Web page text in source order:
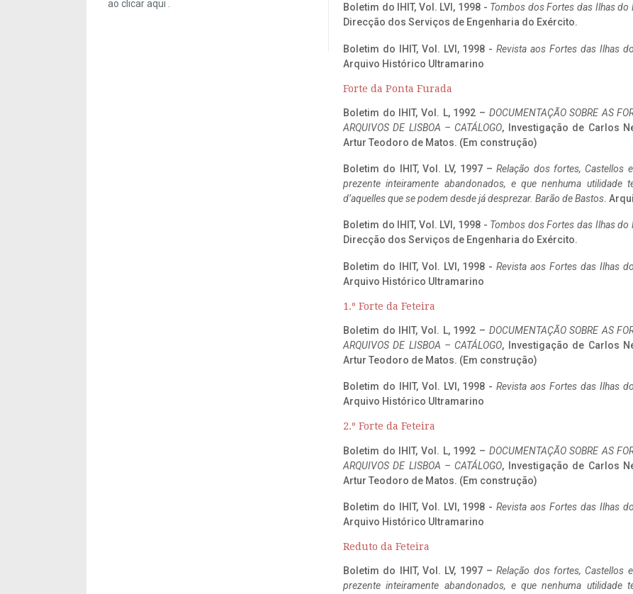
ao clicaraqui Boletim do IHIT, Vol. LVI, 1998 - Tombos dos Fortes das Ilhas do
Direcção dos Serviços de Engenharia do Exército.
Boletim do IHIT, Vol. LVI, 1998 -Revista aos Fortes das Ilhas
Arquivo Histórico Ultramarino
Forte da Ponta Furada
Boletim do IHIT, Vol. L, 1992 – DOCUMENTAÇÃO SOBRE AS
ARQUIVOS DE LISBOA – CATÁLOGO, Investigação de Carlos
Artur Teodoro de Matos. (Em construção)
Boletim do IHIT, Vol. LV, 1997 –Relação dos fortes, Castellos
prezente inteiramente abandonados, e que nenhuma
d’aquelles que se podem desde já desprezar. Barão de Bastos.
Boletim do IHIT, Vol. LVI, 1998 - Tombos dos Fortes das Ilhas do
Direcção dos Serviços de Engenharia do Exército.
Boletim do IHIT, Vol. LVI, 1998 -Revista aos Fortes das Ilhas
Arquivo Histórico Ultramarino
1.º Forte da Feteira
Boletim do IHIT, Vol. L, 1992 – DOCUMENTAÇÃO SOBRE AS
ARQUIVOS DE LISBOA – CATÁLOGO, Investigação de Carlos
Artur Teodoro de Matos. (Em construção)
Boletim do IHIT, Vol. LVI, 1998 -Revista aos Fortes das Ilhas
Arquivo Histórico Ultramarino
2.º Forte da Feteira
Boletim do IHIT, Vol. L, 1992 – DOCUMENTAÇÃO SOBRE AS
ARQUIVOS DE LISBOA – CATÁLOGO, Investigação de Carlos
Artur Teodoro de Matos. (Em construção)
Boletim do IHIT, Vol. LVI, 1998 -Revista aos Fortes das Ilhas
Arquivo Histórico Ultramarino
Reduto da Feteira
Boletim do IHIT, Vol. LV, 1997 –Relação dos fortes, Castellos
prezente inteiramente abandonados, e que nenhuma